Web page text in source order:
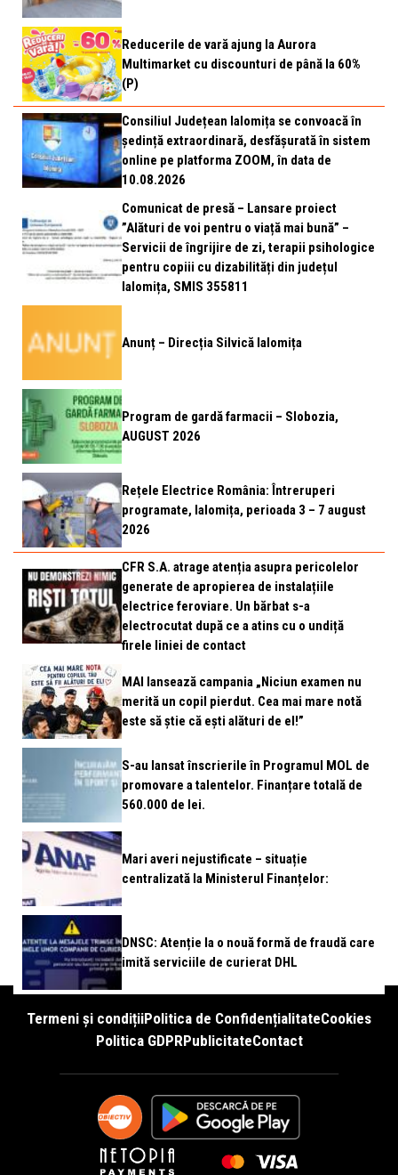
Reducerile de vară ajung la Aurora
Multimarket cu discounturi de până la 60%
(P)
Consiliul Județean Ialomița se convoacă în
ședință extraordinară, desfășurată în sistem
online pe platforma ZOOM, în data de
10.08.2026
Comunicat de presă – Lansare proiect
”Alături de voi pentru o viață mai bună” –
Servicii de îngrijire de zi, terapii psihologice
pentru copiii cu dizabilități din județul
Ialomița, SMIS 355811
Anunț – Direcția Silvică Ialomița
Program de gardă farmacii – Slobozia,
AUGUST 2026
Rețele Electrice România: Întreruperi
programate, Ialomița, perioada 3 – 7 august
2026
CFR S.A. atrage atenția asupra pericolelor
generate de apropierea de instalațiile
electrice feroviare. Un bărbat s-a
electrocutat după ce a atins cu o undiță
firele liniei de contact
MAI lansează campania „Niciun examen nu
merită un copil pierdut. Cea mai mare notă
este să știe că ești alături de el!”
S-au lansat înscrierile în Programul MOL de
promovare a talentelor. Finanțare totală de
560.000 de lei.
Mari averi nejustificate – situație
centralizată la Ministerul Finanțelor:
DNSC: Atenție la o nouă formă de fraudă care
imită serviciile de curierat DHL
Termeni și condițiiPolitica de ConfidențialitateCookies
Politica GDPRPublicitateContact